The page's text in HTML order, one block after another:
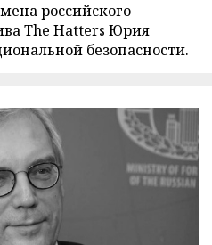
российского
The Hatters Юрия
безопасности.